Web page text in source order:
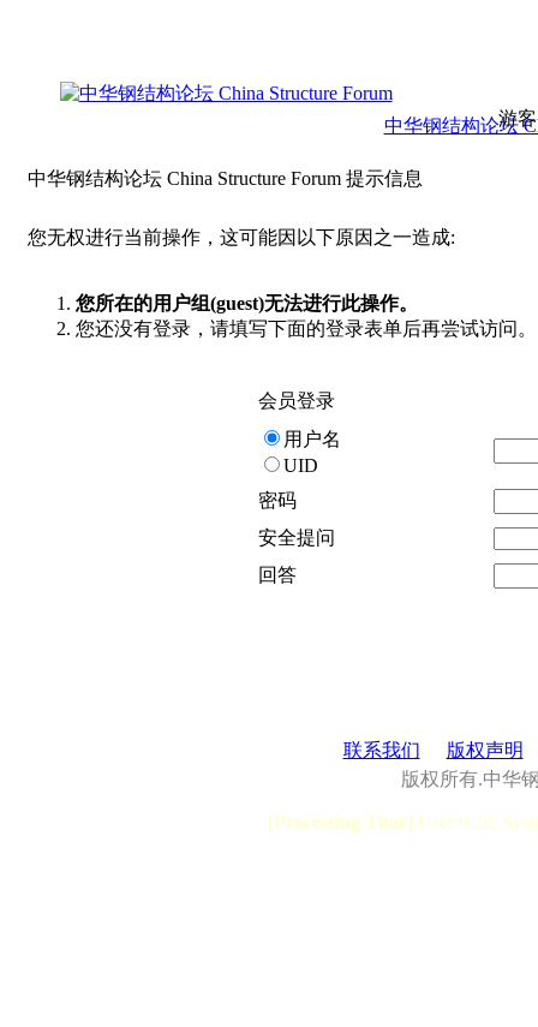
游
中华钢结构论坛
中华钢结构论坛 China Structure Forum 提示信息
您无权进行当前操作，这可能因以下原因之一造成:
您所在的用户组(guest)无法进行此操作。
您还没有登录，请填写下面的登录表单后再尝试访问。
会员登录
用户名
UID
密码
安全提问
回答
联系我们
版权声明
版权所有.中华
[Processing Time] User:0.28,